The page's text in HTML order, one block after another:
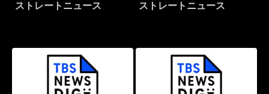
ストレートニュース ストレートニュース